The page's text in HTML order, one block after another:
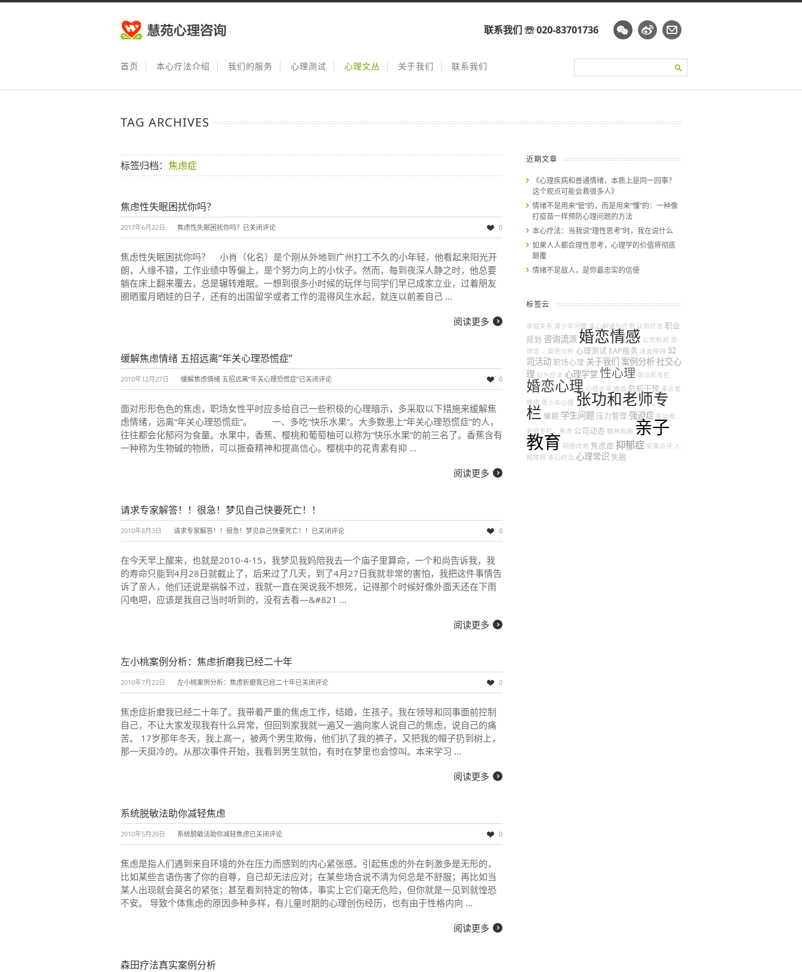
联系我们 ☏020-83701736
首页 本心疗法介绍 我们的服务 心理测试 心理文丛 关于我们 联系我们
TAG ARCHIVES
标签归档： 焦虑症
焦虑性失眠困扰你吗？
2017年6月22日 焦虑性失眠困扰你吗？ 已关闭评论 0
焦虑性失眠困扰你吗？ 小肖（化名）是个刚从外地到广州打工不久的小年轻，他看起来阳光开
朗，人缘不错，工作业绩中等偏上，是个努力向上的小伙子。然而，每到夜深人静之时，他总要
躺在床上翻来覆去，总是辗转难眠。一想到很多小时候的玩伴与同学们早已成家立业，过着朋友
圈晒蜜月晒娃的日子，还有的出国留学或者工作的混得风生水起，就连以前差自己 …
阅读更多
缓解焦虑情绪 五招远离“年关心理恐慌症”
2010年12月27日 缓解焦虑情绪 五招远离“年关心理恐慌症”已关闭评论 0
面对形形色色的焦虑，职场女性平时应多给自己一些积极的心理暗示，多采取以下措施来缓解焦
虑情绪，远离“年关心理恐慌症”。 一、多吃“快乐水果”。大多数患上“年关心理恐慌症”的人，
往往都会化郁闷为食量。水果中，香蕉、樱桃和葡萄柚可以称为“快乐水果”的前三名了。香蕉含有
一种称为生物碱的物质，可以振奋精神和提高信心。樱桃中的花青素有抑 …
阅读更多
请求专家解答！！很急！梦见自己快要死亡！！
2010年8月3日 请求专家解答！！很急！梦见自己快要死亡！！ 已关闭评论 0
在今天早上醒来，也就是2010-4-15，我梦见我妈陪我去一个庙子里算命，一个和尚告诉我，我
的寿命只能到4月28日就截止了，后来过了几天，到了4月27日我就非常的害怕，我把这件事情告
诉了亲人，他们还说是祸躲不过，我就一直在哭说我不想死，记得那个时候好像外面天还在下雨
闪电吧，应该是我自己当时听到的，没有去看—&#821 …
阅读更多
左小桃案例分析：焦虑折磨我已经二十年
2010年7月22日 左小桃案例分析：焦虑折磨我已经二十年已关闭评论 0
焦虑症折磨我已经二十年了。我带着严重的焦虑工作，结婚，生孩子。我在领导和同事面前控制
自己，不让大家发现我有什么异常，但回到家我就一遍又一遍向家人说自己的焦虑，说自己的痛
苦。 17岁那年冬天，我上高一，被两个男生欺侮，他们扒了我的裤子，又把我的帽子扔到树上，
那一天挺冷的。从那次事件开始，我看到男生就怕，有时在梦里也会惊叫。本来学习 …
阅读更多
系统脱敏法助你减轻焦虑
2010年5月20日 系统脱敏法助你减轻焦虑已关闭评论 0
焦虑是指人们遇到来自环境的外在压力而感到的内心紧张感。引起焦虑的外在刺激多是无形的，
比如某些言语伤害了你的自尊，自己却无法应对；在某些场合说不清为何总是不舒服；再比如当
某人出现就会莫名的紧张；甚至看到特定的物体，事实上它们毫无危险，但你就是一见到就惶恐
不安。 导致个体焦虑的原因多种多样，有儿童时期的心理创伤经历，也有由于性格内向 …
阅读更多
森田疗法真实案例分析
近期文章
《心理疾病和普通情绪，本质上是同一回事？
这个观点可能会救很多人》
情绪不是用来“管”的，而是用来“懂”的：一种像
打疫苗一样预防心理问题的方法
本心疗法：当我说“理性思考”时，我在说什么
如果人人都会理性思考，心理学的价值将彻底
颠覆
情绪不是敌人，是你最忠实的信使
标签云
家庭关系 青少年问题 本心解读与应用 认知疗法 职业
规划 咨询流派 婚恋情感 公司新闻 恐
惧症 ，案例分析 心理测试 EAP服务 进食障碍 公
司活动职场心理 关于我们 案例分析社交心
理 行为疗法 心理学堂性心理 张功和专栏
婚恋心理 心理点评 癔症 危机干预 来访者
感悟 青少年心理 张功和老师专
栏 催眠 学生问题 压力管理 强迫症 张功和
老师专栏，焦虑 公司动态 精神疾病 亲子
教育 网络成瘾 焦虑症 抑郁症 实事点评 人
格障碍 本心疗法 心理常识 失眠